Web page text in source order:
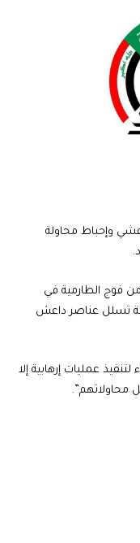
وإحباط محاولة
فوج الطارمية في
تسلل عناصر داعش
عمليات إرهابية إلا
محاولاتهم”.